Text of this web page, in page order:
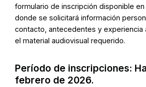
formulario de inscripción disponible en
donde se solicitará información
contacto, antecedentes y experiencia
el material audiovisual requerido.
Período de inscripciones:
febrero de 2026.